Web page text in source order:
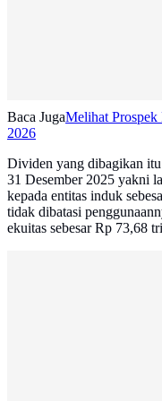
Baca JugaMelihat Prospek
2026
Dividen yang dibagikan
31 Desember 2025 yakni
kepada entitas induk
tidak dibatasi
ekuitas sebesar Rp 73,68